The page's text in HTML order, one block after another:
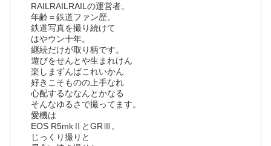
RAILRAILRAILの運営者。
年齢＝鉄道ファン歴。
鉄道写真を撮り続けて
はやウン十年。
継続だけが取り柄です。
遊びをせんとや生まれけん
楽しまずんばこれいかん
好きこそものの上手なれ
心配するななんとかなる
そんなゆるさで撮ってます。
愛機は
EOS R5mkⅡとGRⅢ。
じっくり撮りと